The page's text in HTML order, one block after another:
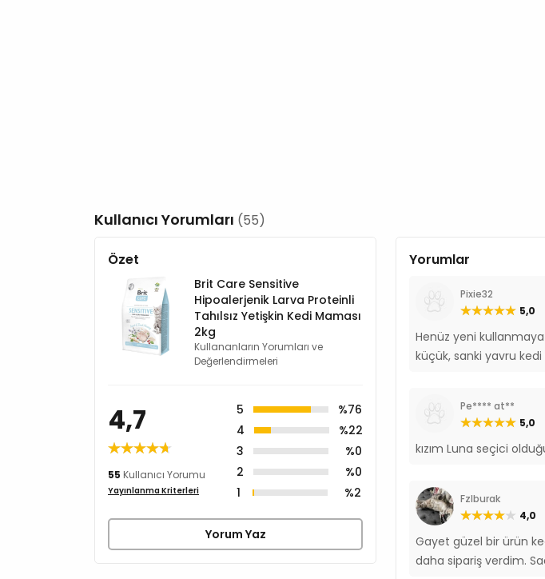
Kullanıcı Yorumları (55)
Özet
Brit Care Sensitive
Hipoalerjenik Larva Proteinli
Tahılsız Yetişkin Kedi Maması
2kg
Kullananların Yorumları ve
Değerlendirmeleri
4,7
55 Kullanıcı Yorumu
Yayınlanma Kriterleri
5
%76
4
%22
3
%0
2
%0
1
%2
Yorum Yaz
Yorumlar
Pixie32
5,0
Henüz yeni
küçük, sanki yavru kedi
Pe**** at**
5,0
kızım Luna seçici
Fzlburak
4,0
Gayet güzel bir ürün
daha sipariş verdim.